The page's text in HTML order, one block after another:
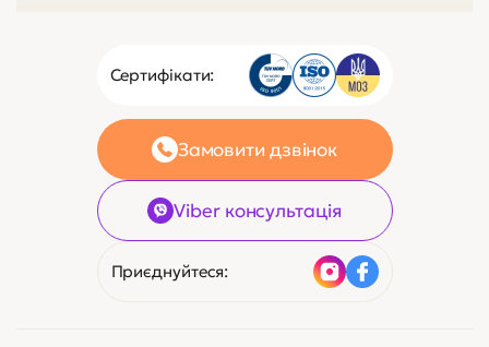
Сертифікати:
Замовити дзвінок
Viber консультація
Приєднуйтеся: